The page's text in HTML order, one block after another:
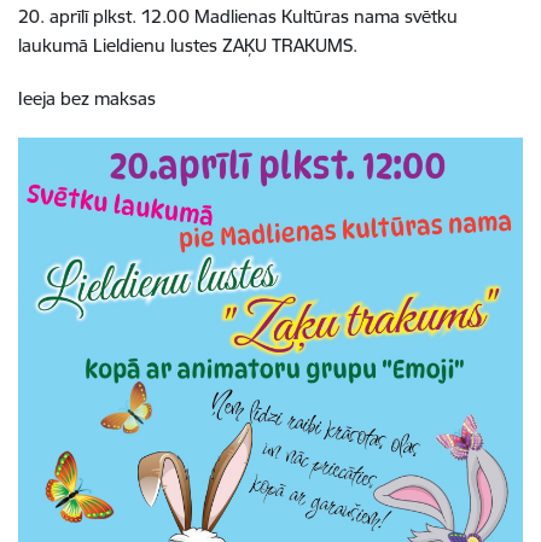
20. aprīlī plkst. 12.00 Madlienas Kultūras nama svētku
laukumā Lieldienu lustes ZAĶU TRAKUMS.
Ieeja bez maksas